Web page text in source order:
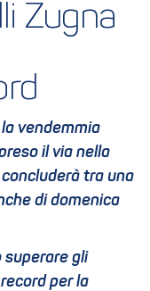
Zugna
vendemmia
il via nella
tra una
di domenica
superare gli
per la